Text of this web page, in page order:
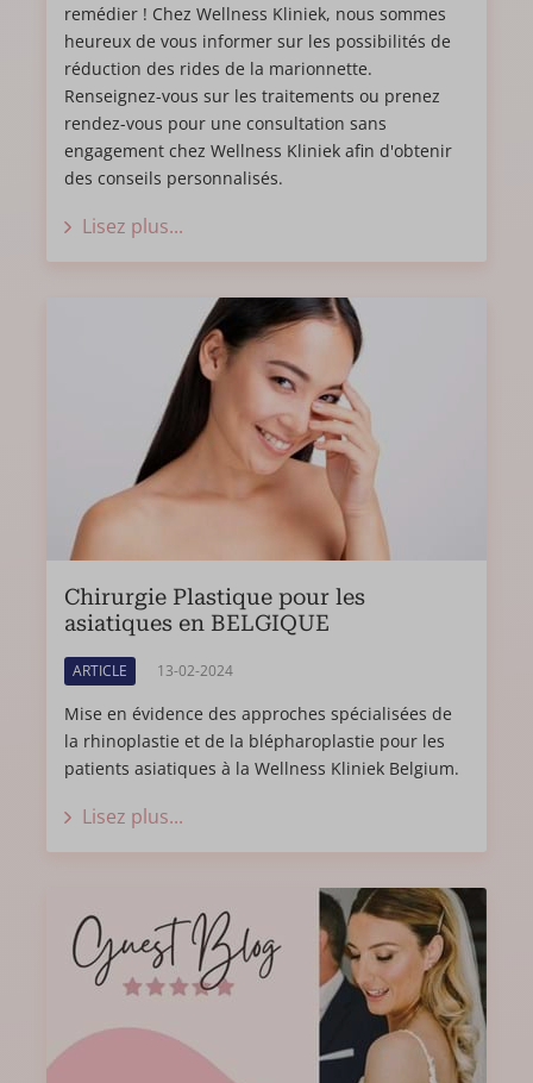
remédier ! Chez Wellness Kliniek, nous sommes
heureux de vous informer sur les possibilités de
réduction des rides de la marionnette.
Renseignez-vous sur les traitements ou prenez
rendez-vous pour une consultation sans
engagement chez Wellness Kliniek afin d'obtenir
des conseils personnalisés.
Lisez plus...
Chirurgie Plastique pour les
asiatiques en BELGIQUE
ARTICLE 13-02-2024
Mise en évidence des approches spécialisées de
la rhinoplastie et de la blépharoplastie pour les
patients asiatiques à la Wellness Kliniek Belgium.
Lisez plus...